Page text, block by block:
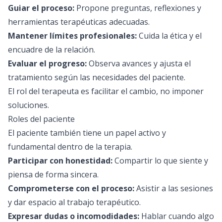
Guiar el proceso: Propone preguntas, reflexiones y
herramientas terapéuticas adecuadas.
Mantener límites profesionales:Cuida la ética y el
encuadre de la relación.
Evaluar el progreso:Observa avances y ajusta el
tratamiento según las necesidades del paciente.
El rol del terapeuta es facilitar el cambio, no imponer
soluciones.
Roles del paciente
El paciente también tiene un papel activo y
fundamental dentro de la terapia.
Participar con honestidad:Compartir lo que siente y
piensa de forma sincera.
Comprometerse con el proceso:Asistir a las sesiones
y dar espacio al trabajo terapéutico.
Expresar dudas o incomodidades: Hablar cuando algo